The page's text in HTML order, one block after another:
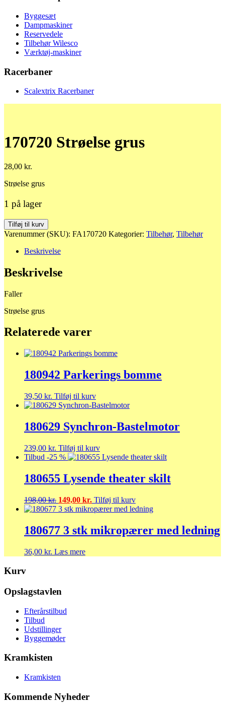
Byggesæt
Dampmaskiner
Reservedele
Tilbehør Wilesco
Værktøj-maskiner
Racerbaner
Scalextrix Racerbaner
170720 Strøelse grus
28,00 kr.
Strøelse grus
1 på lager
170720
Strøelse
antal
Tilføj til kurv
Varenummer (SKU): FA170720 Kategorier: Tilbehør, Tilbehør
Beskrivelse
Beskrivelse
Faller
Strøelse grus
Relaterede varer
180942 Parkerings bomme
39,50 kr. Tilføj til kurv
180629 Synchron-Bastelmotor
239,00 kr. Tilføj til kurv
Tilbud -25 %
180655 Lysende theater skilt
198,00kr. Den
oprindelige
var:
198,00 kr..
149,00 kr. Den
aktuelle
149,00 kr..
Tilføj til kurv
180677 3 stk mikropærer med ledning
36,00 kr. Læs mere
Kurv
Opslagstavlen
Efterårstilbud
Tilbud
Udstillinger
Byggemøder
Kramkisten
Kramkisten
Kommende Nyheder